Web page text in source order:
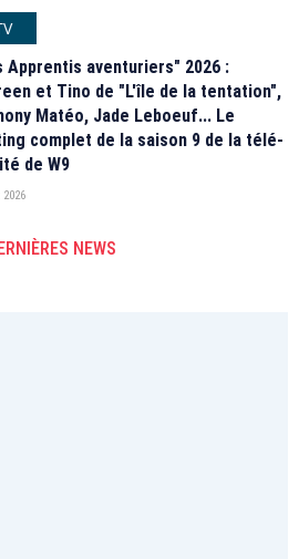
Apprentis aventuriers" 2026 :
et Tino de "L'île de la tentation",
Matéo, Jade Leboeuf... Le
complet de la saison 9 de la télé-
de W9
NEWS